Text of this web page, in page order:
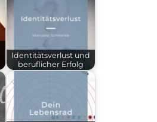
Identitätsverlust und
beruflicher Erfolg